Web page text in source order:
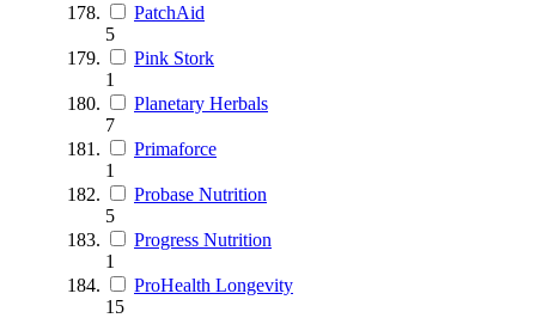
PatchAid
5
Pink Stork
1
Planetary Herbals
7
Primaforce
1
Probase Nutrition
5
Progress Nutrition
1
ProHealth Longevity
15